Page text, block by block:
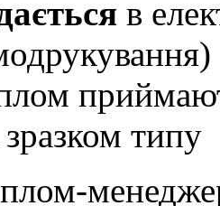
в
зразком